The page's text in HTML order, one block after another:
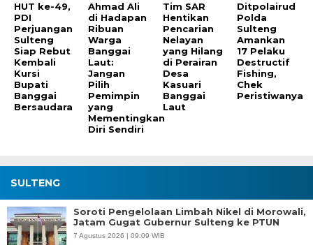
HUT ke-49,
PDI
Perjuangan
Sulteng
Siap Rebut
Kembali
Kursi
Bupati
Banggai
Bersaudara
Ahmad Ali
di Hadapan
Ribuan
Warga
Banggai
Laut:
Jangan
Pilih
Pemimpin
yang
Mementingkan
Diri Sendiri
Tim SAR
Hentikan
Pencarian
Nelayan
yang Hilang
di Perairan
Desa
Kasuari
Banggai
Laut
Ditpolairud
Polda
Sulteng
Amankan
17 Pelaku
Destructif
Fishing,
Chek
Peristiwanya
SULTENG
Soroti Pengelolaan Limbah Nikel di Morowali,
Jatam Gugat Gubernur Sulteng ke PTUN
7 Agustus 2026 | 09:09 WIB